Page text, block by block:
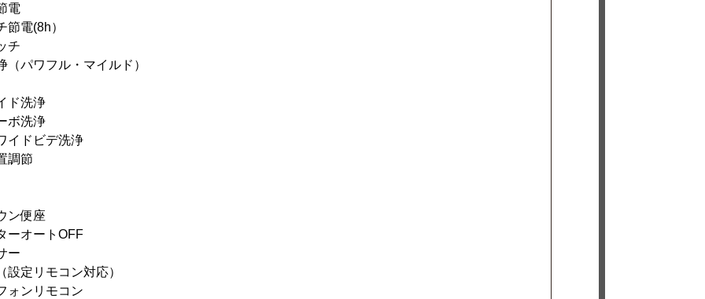
電
節電(8h）
チ
（パワフル・マイルド）
ド洗浄
ボ洗浄
イドビデ洗浄
調節
ン便座
ーオートOFF
ー
設定リモコン対応）
ォンリモコン